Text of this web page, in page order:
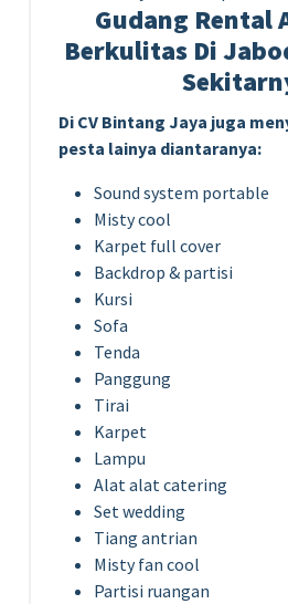
Gudang Rental
Berkulitas Di
Di CV Bintang Jaya juga
pesta lainya diantaranya:
Sound system portable
Misty cool
Karpet full cover
Backdrop & partisi
Kursi
Sofa
Tenda
Panggung
Tirai
Karpet
Lampu
Alat alat catering
Set wedding
Tiang antrian
Misty fan cool
Partisi ruangan